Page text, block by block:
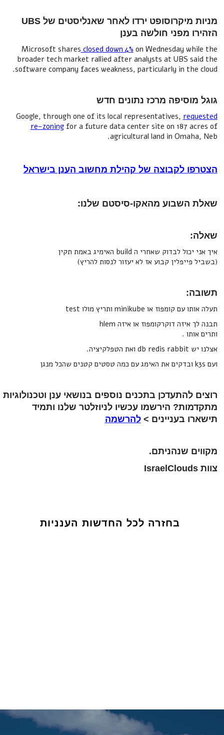
מניות מיקרוסופט ירדו לאחר שאנליסטים של UBS
הזהירו מפני חולשה בענן
Microsoft shares closed down 4% on Wednesday while the
broader tech market rallied after analysts at UBS said the
software company faces weakness, particularly in the cloud.
גוגל מוסיפה מרכז נתונים חדש
Google, through one of its local representatives, requested
re-zoningfor a future data center site on 187 acres of
agricultural land in Omaha, Neb.
הצטרפו לקבוצה של קהילת מחשוב הענן בישראל
שאלת השבוע מהאקו-סיסטם שלנו:
שאלה:
איך אני יכול לבדוק שאחרי ה build האימיג באמת תקין
(בשביל פייפלין קבוע אז לא יעזור לנסות להריץ)
תשובה:
תעלה אותו עם קומפוז או minikube ותריץ מולו test
תבנה לך איזה דוקרקומפוז או איזה hlem
ותרים אותו .
אצלנו יש db redis rabbit ואת הטפלקיציה.
ועם k3s ובדקים את האימג עם כמה טסטים קטנים שהכל מנגן
רוצים להתעדכן בתכנים נוספים בנושאי ענן וטכנולוגיות
מתקדמות? הירשמו עכשיו לניוזלטר שלנו ותמיד
תישארו בעניינים >להרשמה
מקווים שנהניתם.
צוות IsraelClouds
בחזרה לכל החדשות הענניות